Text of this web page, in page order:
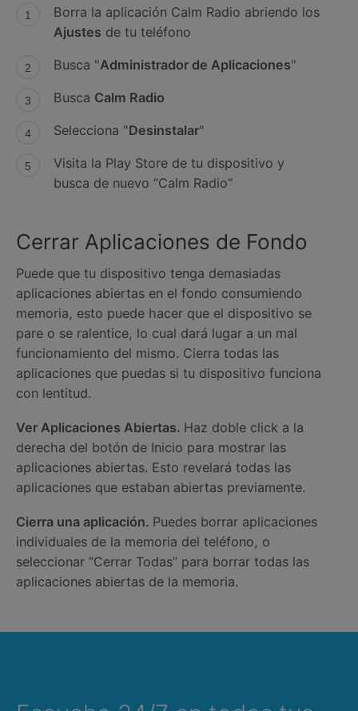
Borra la aplicación Calm Radio abriendo los
Ajustes de tu teléfono
Busca "Administrador de Aplicaciones"
Busca Calm Radio
Selecciona "Desinstalar"
Visita la Play Store de tu dispositivo y
busca de nuevo “Calm Radio”
Cerrar Aplicaciones de Fondo
Puede que tu dispositivo tenga demasiadas
aplicaciones abiertas en el fondo consumiendo
memoria, esto puede hacer que el dispositivo se
pare o se ralentice, lo cual dará lugar a un mal
funcionamiento del mismo. Cierra todas las
aplicaciones que puedas si tu dispositivo funciona
con lentitud.
Ver Aplicaciones Abiertas. Haz doble click a la
derecha del botón de Inicio para mostrar las
aplicaciones abiertas. Esto revelará todas las
aplicaciones que estaban abiertas previamente.
Cierra una aplicación. Puedes borrar aplicaciones
individuales de la memoria del teléfono, o
seleccionar “Cerrar Todas” para borrar todas las
aplicaciones abiertas de la memoria.